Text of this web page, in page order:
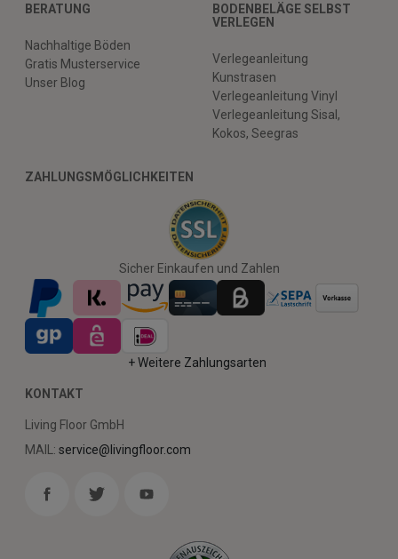
BERATUNG
Nachhaltige Böden
Gratis Musterservice
Unser Blog
BODENBELÄGE SELBST
VERLEGEN
Verlegeanleitung
Kunstrasen
Verlegeanleitung Vinyl
Verlegeanleitung Sisal,
Kokos, Seegras
ZAHLUNGSMÖGLICHKEITEN
Sicher Einkaufen und Zahlen
+ Weitere Zahlungsarten
KONTAKT
Living Floor GmbH
MAIL: service@livingfloor.com